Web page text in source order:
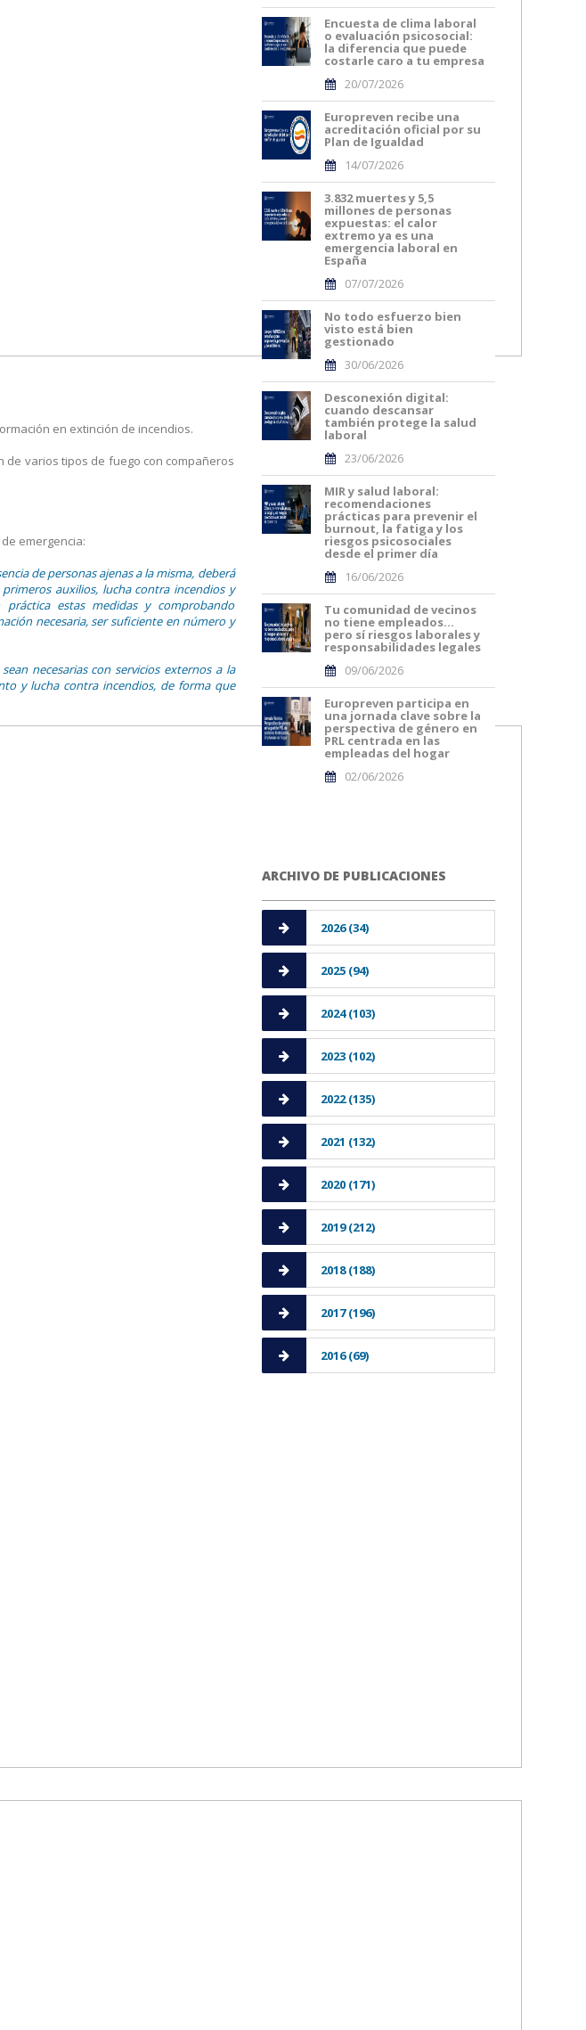
en extinción de incendios.
varios tipos de fuego con compañeros
emergencia:
de personas ajenas a la misma, deberá
auxilios, lucha contra incendios y
estas medidas y comprobando
necesaria, ser suficiente en número y
necesarias con servicios externos a la
y lucha contra incendios, de forma que
Encuesta de clima laboral
o evaluación psicosocial:
la diferencia que puede
costarle caro a tu empresa
20/07/2026
Europreven recibe una
acreditación oficial por su
Plan de Igualdad
14/07/2026
3.832 muertes y 5,5
millones de personas
expuestas: el calor
extremo ya es una
emergencia laboral en
España
07/07/2026
No todo esfuerzo bien
visto está bien
gestionado
30/06/2026
Desconexión digital:
cuando descansar
también protege la salud
laboral
23/06/2026
MIR y salud laboral:
recomendaciones
prácticas para prevenir el
burnout, la fatiga y los
riesgos psicosociales
desde el primer día
16/06/2026
Tu comunidad de vecinos
no tiene empleados…
pero sí riesgos laborales y
responsabilidades legales
09/06/2026
Europreven participa en
una jornada clave sobre la
perspectiva de género en
PRL centrada en las
empleadas del hogar
02/06/2026
ARCHIVO DE PUBLICACIONES
2026 (34)
2025 (94)
2024 (103)
2023 (102)
2022 (135)
2021 (132)
2020 (171)
2019 (212)
2018 (188)
2017 (196)
2016 (69)